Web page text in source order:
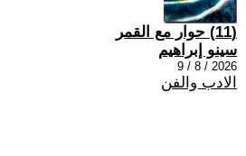
(11) حوار مع القمر
سينو إبراهيم
2026 / 8 / 9
الادب والفن